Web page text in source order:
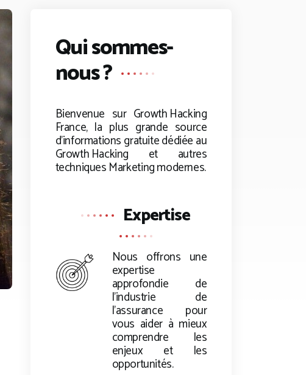
Qui sommes-
nous ?
Bienvenue sur Growth Hacking
France, la plus grande source
d’informations gratuite dédiée au
Growth Hacking et autres
techniques Marketing modernes.
Expertise
Nous offrons une
expertise
approfondie de
l’industrie de
l’assurance pour
vous aider à mieux
comprendre les
enjeux et les
opportunités.